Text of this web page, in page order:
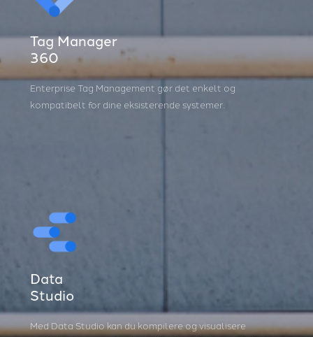
Tag Manager
360
Enterprise Tag Management gør det enkelt og
kompatibelt for dine eksisterende systemer.
Data
Studio
Med Data Studio kan du kompilere og visualisere